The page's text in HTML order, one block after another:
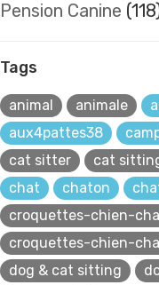
Pension Canine
Tags
animal animale
aux4pattes38
cat sitter
cat
chat
chaton
croquettes-chien-
croquettes-chien-
dog & cat sitting